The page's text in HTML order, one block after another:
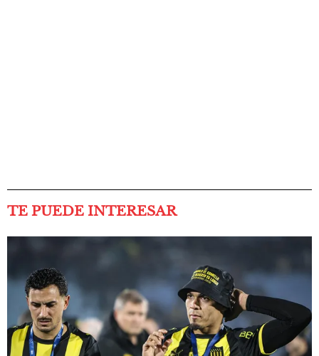
TE PUEDE INTERESAR